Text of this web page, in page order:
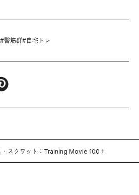
#臀筋群#自宅トレ
スクワット：Training Movie 100＋